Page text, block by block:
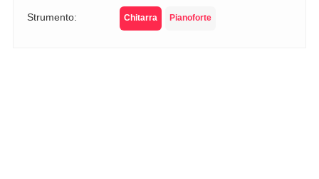
Strumento: Chitarra Pianoforte